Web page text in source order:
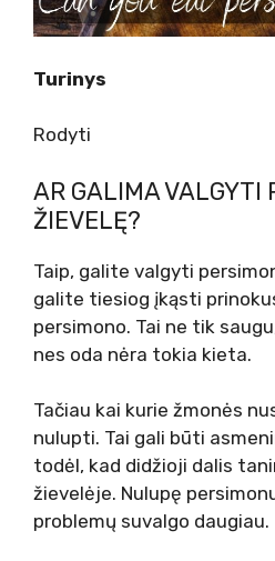
Turinys
Rodyti
AR GALIMA VALGYTI
ŽIEVELĘ?
Taip, galite valgyti
galite tiesiog įkąsti
persimono. Tai ne tik
nes oda nėra tokia kieta.
Tačiau kai kurie žmonės
nulupti. Tai gali būti
todėl, kad didžioji dalis
žievelėje. Nulupę
problemų suvalgo daugiau.